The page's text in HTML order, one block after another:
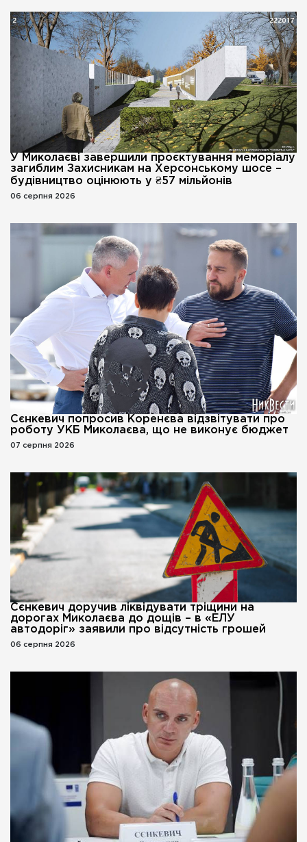
У Миколаєві завершили проєктування меморіалу
загиблим Захисникам на Херсонському шосе –
будівництво оцінюють у ₴57 мільйонів
06 серпня 2026
Сєнкевич попросив Коренєва відзвітувати про
роботу УКБ Миколаєва, що не виконує бюджет
07 серпня 2026
Сєнкевич доручив ліквідувати тріщини на
дорогах Миколаєва до дощів – в «ЕЛУ
автодоріг» заявили про відсутність грошей
06 серпня 2026